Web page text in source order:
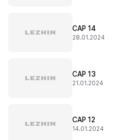
CAP 14
28.01.2024
CAP 13
21.01.2024
CAP 12
14.01.2024